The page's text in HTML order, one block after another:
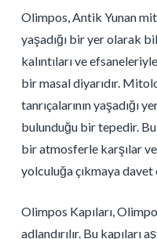
Olimpos, Antik Yunan
yaşadığı bir yer olarak
kalıntıları ve
bir masal diyarıdır.
tanrıçalarının yaşadığı
bulunduğu bir tepedir.
bir atmosferle karşılar
yolculuğa çıkmaya davet
Olimpos Kapıları,
adlandırılır. Bu kapıları